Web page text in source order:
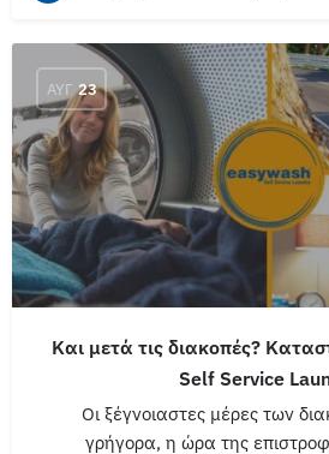
ΑΥΓ 23
Και μετά τις διακοπές?
Self Service
Οι ξέγνοιαστες μέρες των
γρήγορα, η ώρα της